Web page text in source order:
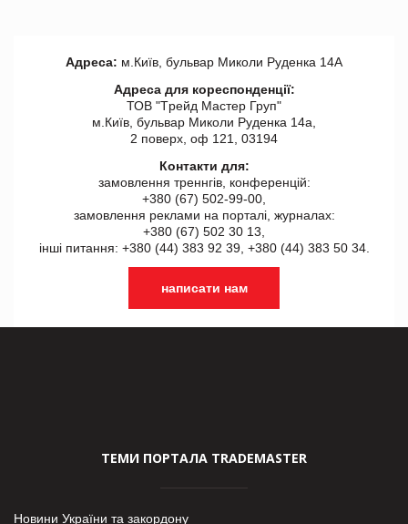
Адреса: м.Київ, бульвар Миколи Руденка 14А
Адреса для кореспонденції:
ТОВ "Tрейд Мастер Груп"
м.Київ, бульвар Миколи Руденка 14а,
2 поверх, оф 121, 03194
Контакти для:
замовлення треннгів, конференцій:
+380 (67) 502-99-00,
замовлення реклами на порталі, журналах:
+380 (67) 502 30 13,
інші питання: +380 (44) 383 92 39, +380 (44) 383 50 34.
написати нам
ТЕМИ ПОРТАЛА TRADEMASTER
Новини України та закордону